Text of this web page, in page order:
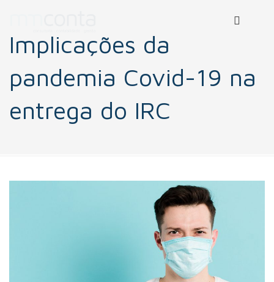
Implicações da
pandemia Covid-19 na
entrega do IRC